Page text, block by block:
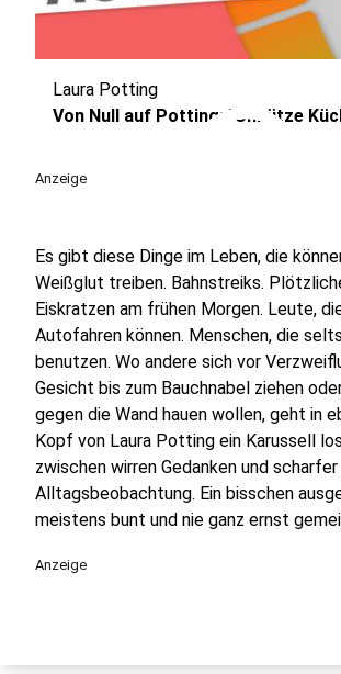
play_circle
Laura Potting
Von Null auf Potting: "Unnütze
Anzeige
Es gibt diese Dinge im Leben, die
Weißglut treiben. Bahnstreiks.
Eiskratzen am frühen Morgen. Leute,
Autofahren können. Menschen, die
benutzen. Wo andere sich vor
Gesicht bis zum Bauchnabel ziehen
gegen die Wand hauen wollen, geht in
Kopf von Laura Potting ein Karussell
zwischen wirren Gedanken und scharfer
Alltagsbeobachtung. Ein bisschen
meistens bunt und nie ganz ernst
Anzeige